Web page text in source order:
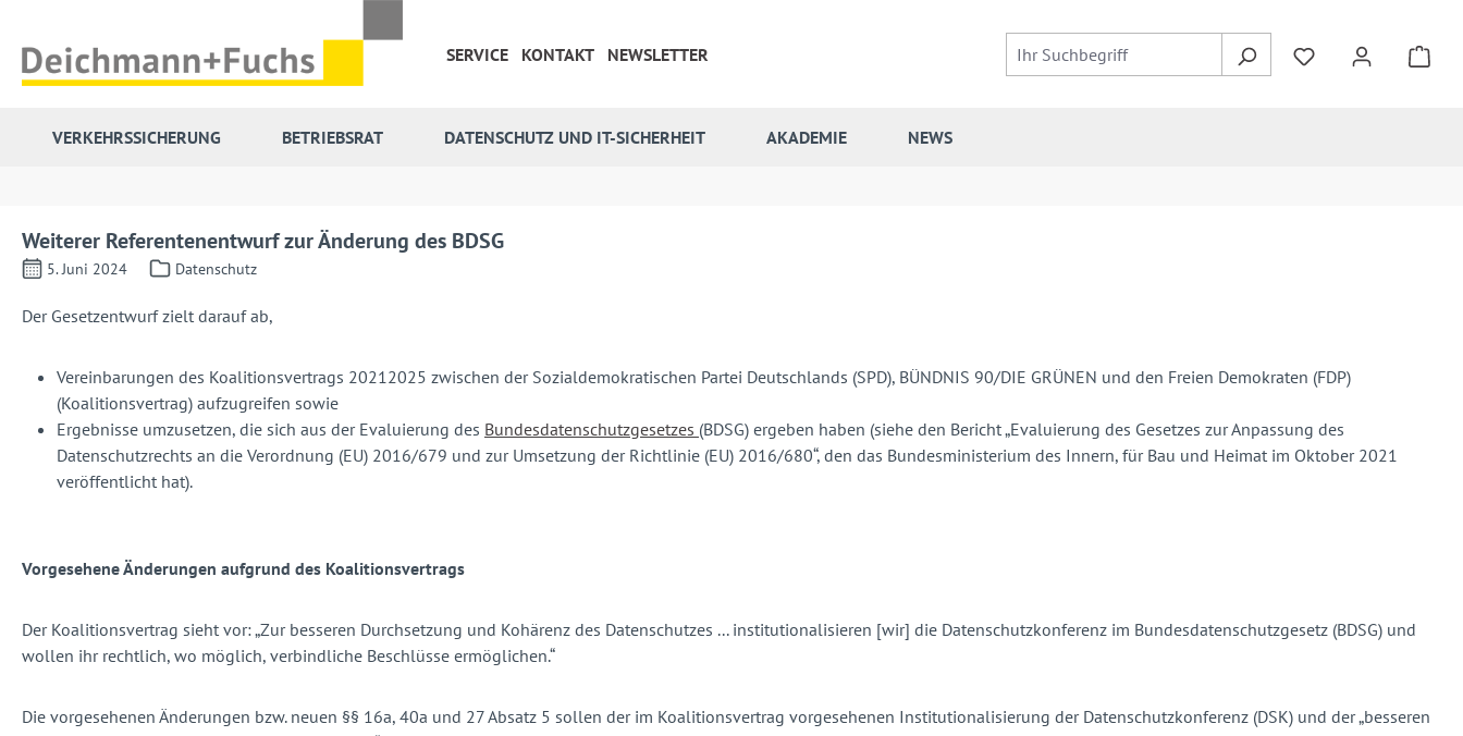
SERVICE
KONTAKT NEWSLETTER
VERKEHRSSICHERUNG BETRIEBSRAT DATENSCHUTZ UND IT-SICHERHEIT AKADEMIE NEWS
Weiterer Referentenentwurf zur Änderung des BDSG
5. Juni 2024 Datenschutz
Der Gesetzentwurf zielt darauf ab,
Vereinbarungen des Koalitionsvertrags 20212025 zwischen der Sozialdemokratischen Partei Deutschlands (SPD), BÜNDNIS 90/DIE GRÜNEN und den Freien Demokraten (FDP)
(Koalitionsvertrag) aufzugreifen sowie
Ergebnisse umzusetzen, die sich aus der Evaluierung des Bundesdatenschutzgesetzes (BDSG) ergeben haben (siehe den Bericht „Evaluierung des Gesetzes zur Anpassung des
Datenschutzrechts an die Verordnung (EU) 2016/679 und zur Umsetzung der Richtlinie (EU) 2016/680“, den das Bundesministerium des Innern, für Bau und Heimat im Oktober 2021
veröffentlicht hat).
Vorgesehene Änderungen aufgrund des Koalitionsvertrags
Der Koalitionsvertrag sieht vor: „Zur besseren Durchsetzung und Kohärenz des Datenschutzes ... institutionalisieren [wir] die Datenschutzkonferenz im Bundesdatenschutzgesetz (BDSG) und
wollen ihr rechtlich, wo möglich, verbindliche Beschlüsse ermöglichen.“
Die vorgesehenen Änderungen bzw. neuen §§ 16a, 40a und 27 Absatz 5 sollen der im Koalitionsvertrag vorgesehenen Institutionalisierung der Datenschutzkonferenz (DSK) und der „besseren